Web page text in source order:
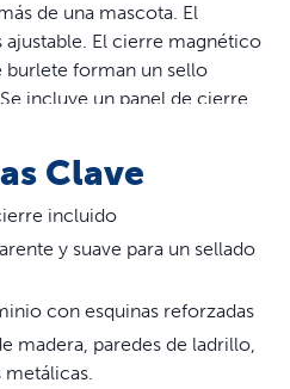
de una mascota. El
ajustable. El cierre magnético
burlete forman un sello
incluye un panel de cierre
La instalación de esta
un sencillo proyecto de
de hasta 51 mm de grosor.
por la puerta.
Clave
incluido
y suave para un sellado
con esquinas reforzadas
madera, paredes de ladrillo,
metálicas.